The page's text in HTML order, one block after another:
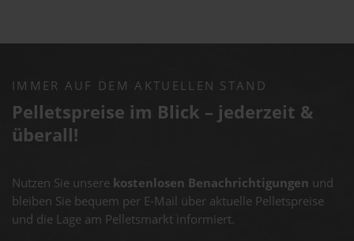
IMMER AUF DEM AKTUELLEN STAND
Pelletspreise im Blick – jederzeit &
überall!
Nutzen Sie unsere kostenlosen Benachrichtigungen und
bleiben Sie bequem per E-Mail über aktuelle Pelletspreise
und die Lage am Pelletsmarkt informiert.